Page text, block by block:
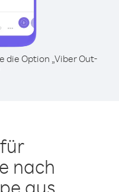
die Option „Viber Out-
nach
aus